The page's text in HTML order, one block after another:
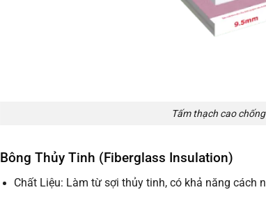
Tấm thạch cao
Bông Thủy Tinh (Fiberglass Insulation)
Chất Liệu: Làm từ sợi thủy tinh, có khả năng cách